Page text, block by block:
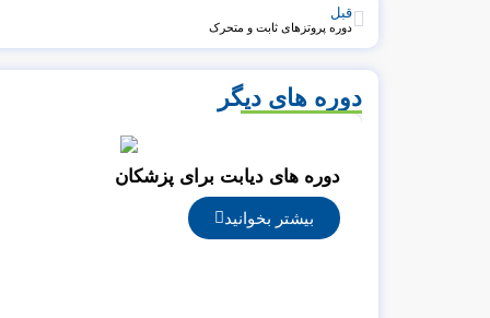
قبل
دوره پروتزهای ثابت و متحرک
دوره های دیگر
دوره های دیابت برای پزشکان
بیشتر بخوانید